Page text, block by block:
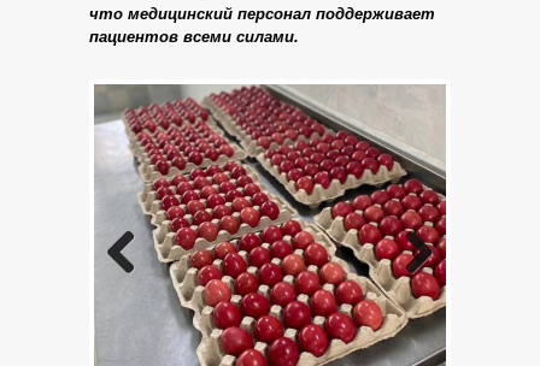
что медицинский персонал поддерживает
пациентов всеми силами.
Next